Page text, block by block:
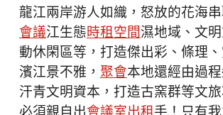
龍江兩岸游人如織，怒放的花海
會議江生態時租空間濕地域、文
動休閑區等，打造傑出彩、條理
濱江景不雅， 聚會本地還經由過
汗青文明資本，打造古窯群等文